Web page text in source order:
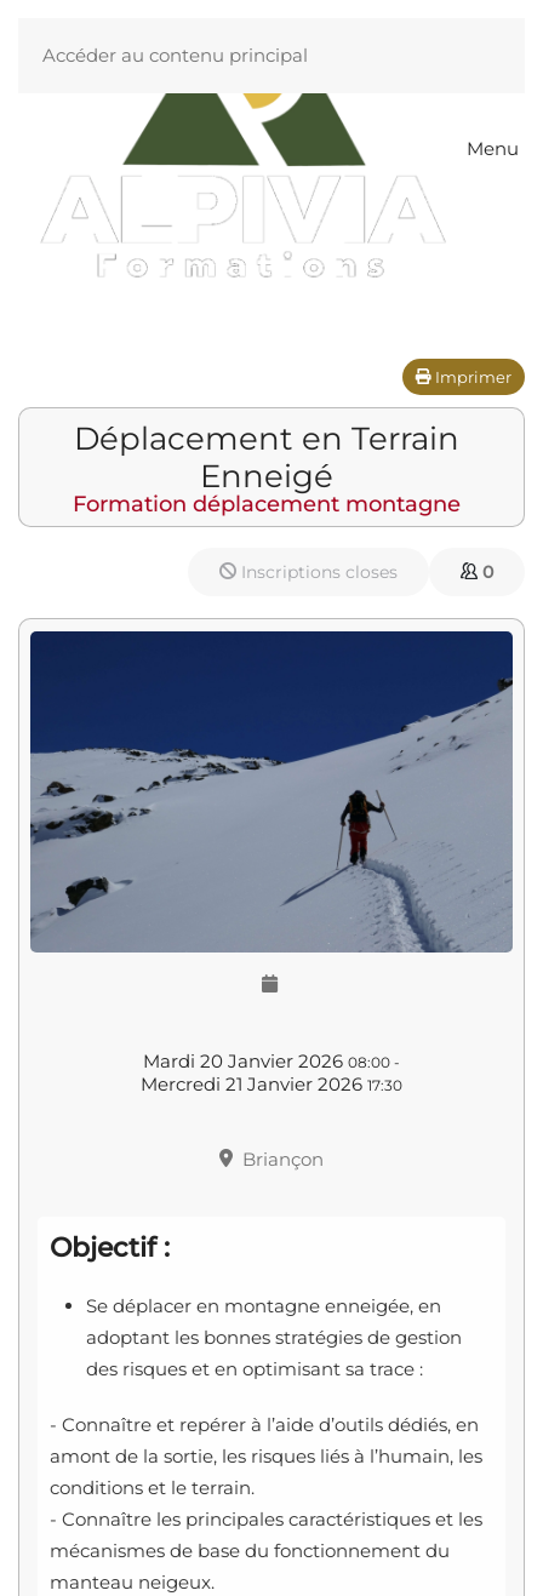
Accéder au contenu principal
Menu
Imprimer
Déplacement en Terrain
Enneigé
Formation déplacement montagne
Inscriptions closes 0
Mardi 20 Janvier 2026 08:00 -
Mercredi 21 Janvier 2026 17:30
Briançon
Objectif :
Se déplacer en montagne enneigée, en
adoptant les bonnes stratégies de gestion
des risques et en optimisant sa trace :
- Connaître et repérer à l’aide d’outils dédiés, en
amont de la sortie, les risques liés à l’humain, les
conditions et le terrain.
- Connaître les principales caractéristiques et les
mécanismes de base du fonctionnement du
manteau neigeux.